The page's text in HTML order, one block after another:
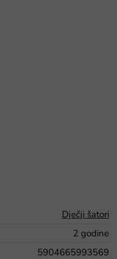
Dječji šatori
2 godine
5904665993569